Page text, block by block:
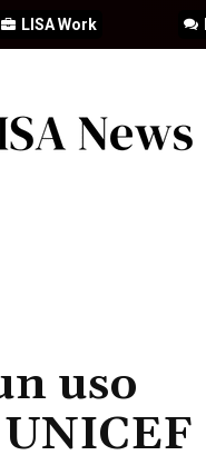
LISA Work
uso